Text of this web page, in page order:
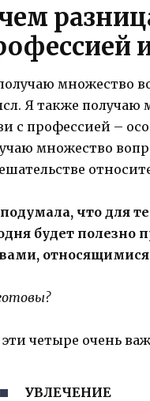
множество
Я также получаю
с профессией –
множество
что для
будет
четыре очень
УВЛЕЧЕНИЕ